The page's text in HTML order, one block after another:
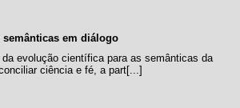
em diálogo
evolução científica para as semânticas da
ciência e fé, a part[...]